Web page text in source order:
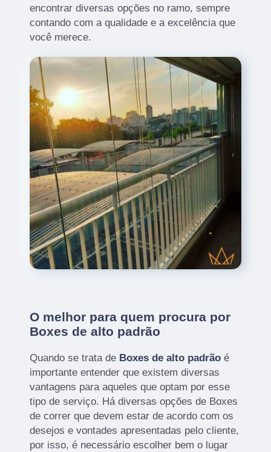
encontrar diversas opções no ramo, sempre
contando com a qualidade e a excelência que
você merece.
O melhor para quem procura por
Boxes de alto padrão
Quando se trata de Boxes de alto padrão é
importante entender que existem diversas
vantagens para aqueles que optam por esse
tipo de serviço. Há diversas opções de Boxes
de correr que devem estar de acordo com os
desejos e vontades apresentadas pelo cliente,
por isso, é necessário escolher bem o lugar